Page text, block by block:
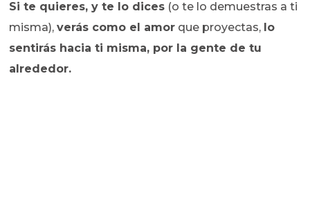
Si te quieres, y te lo dices (o te lo demuestras a ti
misma),verás como el amor que proyectas, lo
sentirás hacia ti misma, por la gente de tu
alrededor.